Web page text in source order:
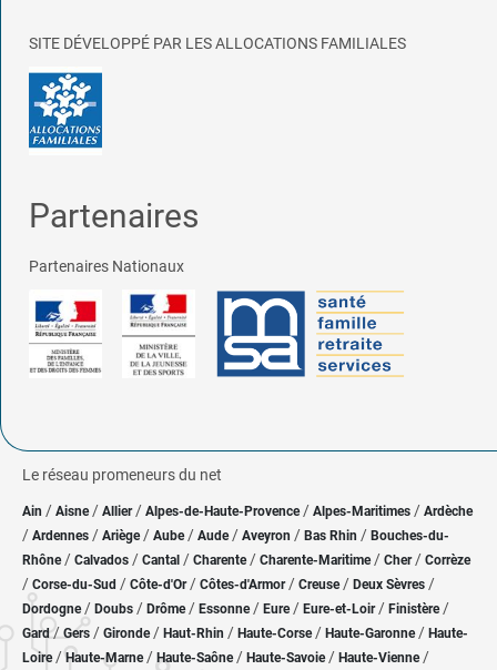
SITE DÉVELOPPÉ PAR LES ALLOCATIONS FAMILIALES
Partenaires
Partenaires Nationaux
Le réseau promeneurs du net
Ain / Aisne/ Allier/ Alpes-de-Haute-Provence / Alpes-Maritimes / Ardèche
/ Ardennes / Ariège/ Aube/ Aude / Aveyron / Bas Rhin / Bouches-du-
Rhône/ Calvados / Cantal / Charente / Charente-Maritime/ Cher / Corrèze
/ Corse-du-Sud / Côte-d'Or / Côtes-d'Armor/ Creuse/ Deux Sèvres /
Dordogne/ Doubs / Drôme/ Essonne / Eure/ Eure-et-Loir / Finistère/
Gard/Gers / Gironde/ Haut-Rhin / Haute-Corse/ Haute-Garonne/ Haute-
Loire/Haute-Marne/ Haute-Saône/ Haute-Savoie/ Haute-Vienne/